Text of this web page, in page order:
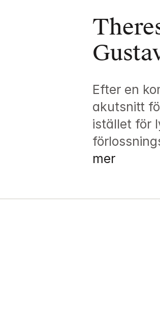
Efter en
akutsnitt
istället för
mer